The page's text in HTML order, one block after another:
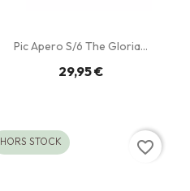
Pic Apero S/6 The Gloria...
29,95 €
HORS STOCK favorite_border